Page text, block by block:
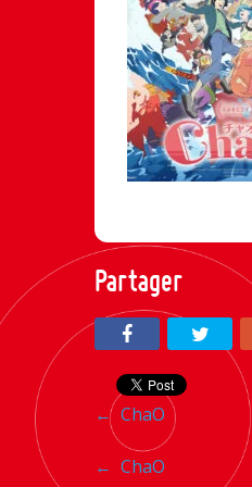
Partager
Navigation
entre
←ChaO
Navigation
← ChaO